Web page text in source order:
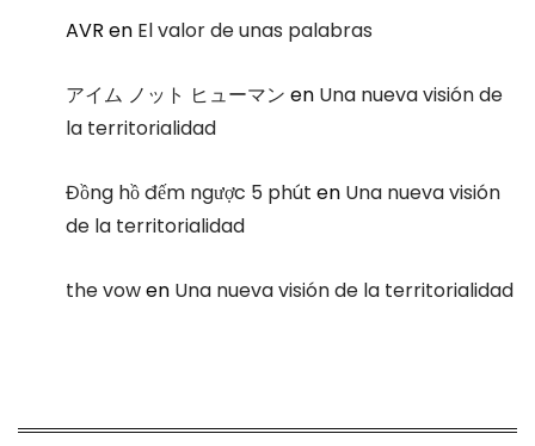
AVR en El valor de unas palabras
アイム ノット ヒューマン en Una nueva visión de
la territorialidad
Đồng hồ đếm ngược 5 phút en Una nueva visión
de la territorialidad
the vowen Una nueva visión de la territorialidad